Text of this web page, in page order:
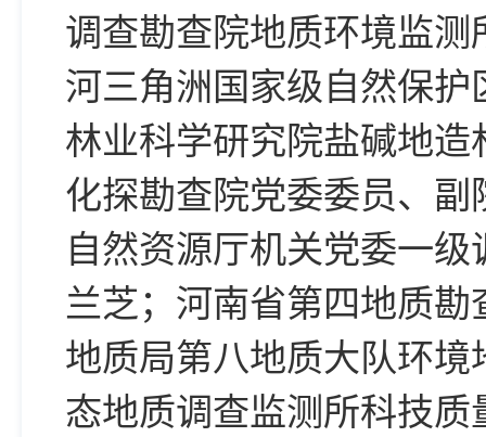
调查勘查院地质环境监
河三角洲国家级自然保
林业科学研究院盐碱地
化探勘查院党委委员、
自然资源厅机关党委一
兰芝；河南省第四地质
地质局第八地质大队环
态地质调查监测所科技